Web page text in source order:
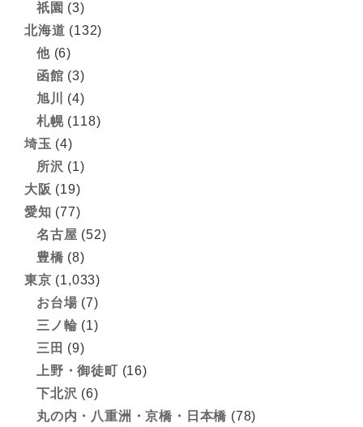
祇園 (3)
北海道 (132)
他(6)
函館 (3)
旭川
(4)
札幌(118)
埼玉 (4)
所沢 (1)
大阪 (19)
愛知 (77)
名古屋 (52)
豊橋 (8)
東京 (1,033)
お台場 (7)
三ノ輪 (1)
三田 (9)
上野・御徒町 (16)
下北沢 (6)
丸の内・八重洲・京橋・日本橋 (78)